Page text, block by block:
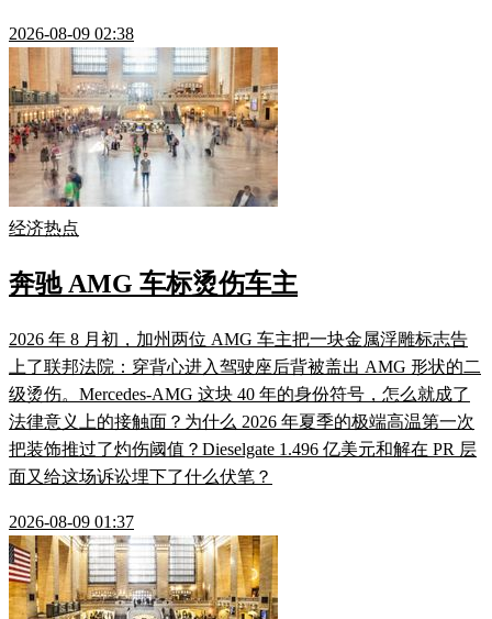
2026-08-09 02:38
经济热点
奔驰 AMG 车标烫伤车主
2026 年 8 月初，加州两位 AMG 车主把一块金属浮雕标志告
上了联邦法院：穿背心进入驾驶座后背被盖出 AMG 形状的二
级烫伤。Mercedes-AMG 这块 40 年的身份符号，怎么就成了
法律意义上的接触面？为什么 2026 年夏季的极端高温第一次
把装饰推过了灼伤阈值？Dieselgate 1.496 亿美元和解在 PR 层
面又给这场诉讼埋下了什么伏笔？
2026-08-09 01:37